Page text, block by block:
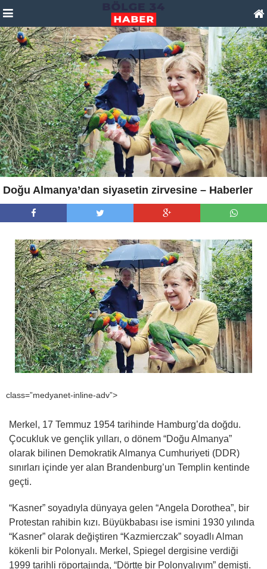
Doğu Almanya’dan siyasetin zirvesine – Haberler
class=”medyanet-inline-adv”>
Merkel, 17 Temmuz 1954 tarihinde Hamburg’da doğdu.
Çocukluk ve gençlik yılları, o dönem “Doğu Almanya”
olarak bilinen Demokratik Almanya Cumhuriyeti (DDR)
sınırları içinde yer alan Brandenburg’un Templin kentinde
geçti.
“Kasner” soyadıyla dünyaya gelen “Angela Dorothea”, bir
Protestan rahibin kızı. Büyükbabası ise ismini 1930 yılında
“Kasner” olarak değiştiren “Kazmierczak” soyadlı Alman
kökenli bir Polonyalı. Merkel, Spiegel dergisine verdiği
1999 tarihli röportajında, “Dörtte bir Polonyalıyım” demişti.